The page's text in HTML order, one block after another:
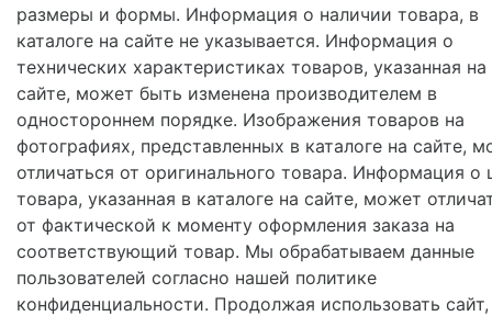
размеры и формы. Информация о наличии товара, в
каталоге на сайте не указывается. Информация о
технических характеристиках товаров, указанная на
сайте, может быть изменена производителем в
одностороннем порядке. Изображения товаров на
фотографиях, представленных в каталоге на сайте,
отличаться от оригинального товара. Информация о
товара, указанная в каталоге на сайте, может
от фактической к моменту оформления заказа на
соответствующий товар. Мы обрабатываем данные
пользователей согласно нашей политике
конфиденциальности. Продолжая использовать